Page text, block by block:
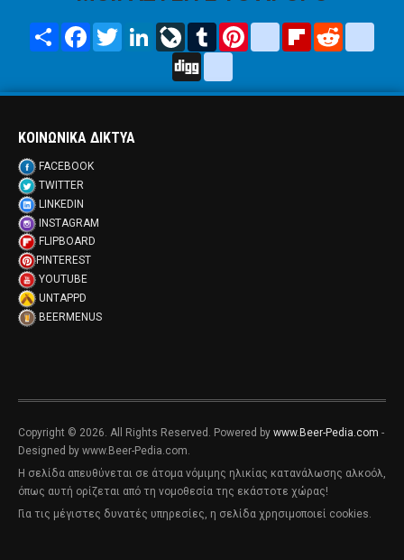
Share FacebookTwitterLinkedInLiveJournal
Tumblr Pinterestblogger_post
Flipboard
ΚΟΙΝΩΝΙΚΑ ΔΙΚΤΥΑ
FACEBOOK
TWITTER
LINKEDIN
INSTAGRAM
FLIPBOARD
PINTEREST
YOUTUBE
UNTAPPD
BEERMENUS
Copyright © 2026. All Rights Reserved. Powered by www.Beer-Pedia.com -
Designed by www.Beer-Pedia.com.
Η σελίδα απευθύνεται σε άτομα νόμιμης ηλικίας κατανάλωσης αλκοόλ,
όπως αυτή ορίζεται από τη νομοθεσία της εκάστοτε χώρας!
Για τις μέγιστες δυνατές υπηρεσίες, η σελίδα χρησιμοποιεί cookies.